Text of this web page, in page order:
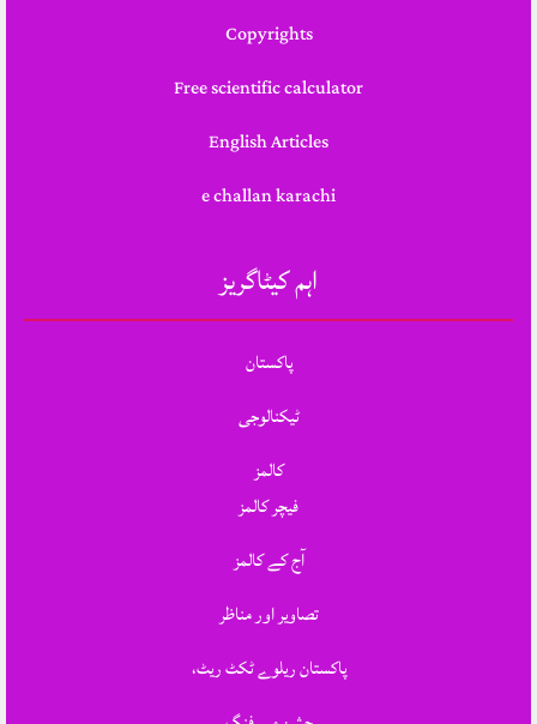
Copyrights
Free scientific calculator
English Articles
e challan karachi
اہم کیٹاگریز
پاکستان
ٹیکنالوجی
کالمز
فیچر کالمز
آج کے کالمز
تصاویر اور مناظر
پاکستان ریلوے ٹکٹ ریٹ،